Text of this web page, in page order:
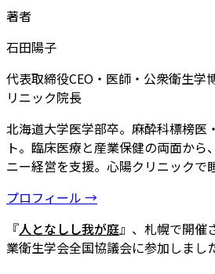
著者
石田陽子
代表取締役CEO・医師・公衆衛生学
リニック院長
北海道大学医学部卒。麻酔科標榜医
ト。臨床医療と産業保健の両面か
ニー経営を支援。心陽クリニックで
プロフィール →
『人となしし我が庭』、札幌で開催
業衛生学会全国協議会に参加しまし